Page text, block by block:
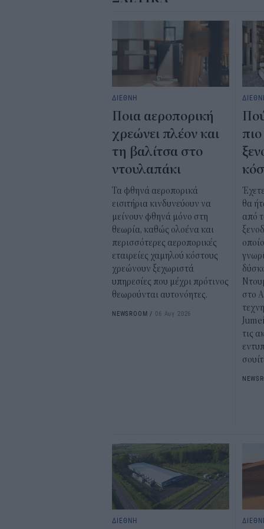
ΔΙΕΘΝΗ
Ποια αεροπορική
χρεώνει πλέον και
τη βαλίτσα στο
ντουλαπάκι
Τα φθηνά αεροπορικά
εισιτήρια κινδυνεύουν να
μείνουν φθηνά μόνο στη
θεωρία, καθώς ολοένα και
περισσότερες αεροπορικές
εταιρείες χαμηλού κόστους
χρεώνουν ξεχωριστά
υπηρεσίες που μέχρι πρότινος
θεωρούνται αυτονόητες.
NEWSROOM / 06 Αυγ 2026
θα
από
στο
τις
ΔΙΕΘΝΗ